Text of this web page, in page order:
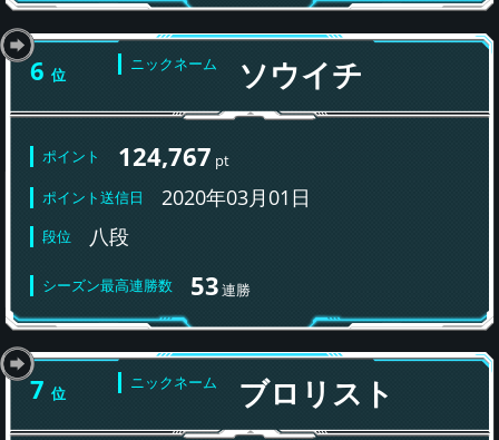
6 位
ニックネーム ソウイチ
ポイント 124,767 pt
ポイント送信日
2020年03月01日
段位 八段
シーズン最高連勝数 53連勝
7 位
ニックネーム ブロリスト